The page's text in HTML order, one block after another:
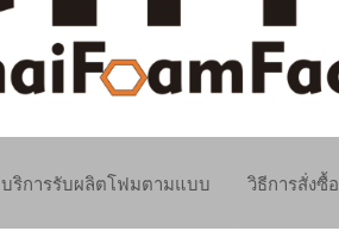
บริการรับผลิตโฟมตามแบบ วิธีการสั่งซื้อ